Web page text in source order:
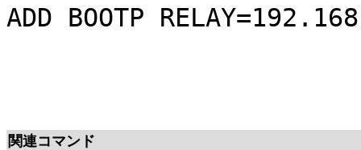
ADD BOOTP
関連コマンド